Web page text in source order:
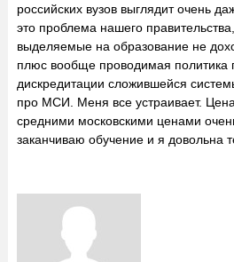
российских вузов выглядит очень
это проблема нашего правительства,
выделяемые на образование не
плюс вообще проводимая политика
дискредитации сложившейся
про МСИ. Меня все устраивает.
средними московскими ценами
заканчиваю обучение и я довольна